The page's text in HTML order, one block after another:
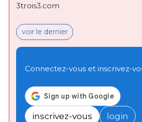
3trois3.com
voir le dernier
Connectez-vous et inscrivez-
inscrivez-vous login